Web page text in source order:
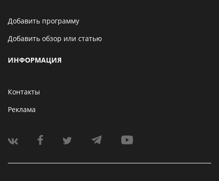
Добавить программу
Добавить обзор или статью
ИНФОРМАЦИЯ
Контакты
Реклама